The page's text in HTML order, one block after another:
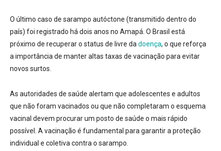
O último caso de sarampo autóctone (transmitido dentro do
país) foi registrado há dois anos no Amapá. O Brasil está
próximo de recuperar o status de livre da doença, o que reforça
a importância de manter altas taxas de vacinação para evitar
novos surtos.
As autoridades de saúde alertam que adolescentes e adultos
que não foram vacinados ou que não completaram o esquema
vacinal devem procurar um posto de saúde o mais rápido
possível.
A vacinação é fundamental para garantir a proteção
individual e coletiva contra o sarampo.